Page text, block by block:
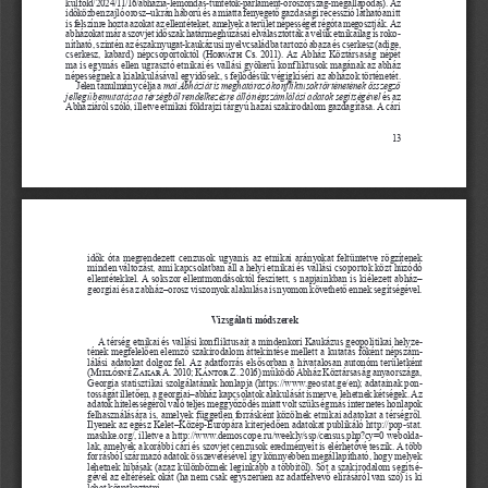
        13
időközben zajló orosz–ukrán háború és a miatta fenyegető gazdasági recesszió láthatóan itt
is felszínre hozta azokat az ellentéteket, amelyek a terület népességét régóta megosztják. Az
abházokat már a szovjet időszak határmeghúzásai elválasztották a velük etnikailag is roko-
nítható, szintén az északnyugat-kaukázusi nyelvcsaládba tartozó abaza és cserkesz (adige,
cserkesz, kabard) népcsoportoktól (Horváth Cs. 2011). Az Abház Köztársaság népét
ma is egymás ellen ugrasztó etnikai és vallási gyökerű konfliktusok magának az abház
népességnek a kialakulásával egyidősek, s fejlődésük végigkíséri az abházok történetét.
Jelen tanulmány célja a mai Abháziát is meghatározó konfliktusok történetének összegző
jellegű bemutatása a térségből rendelkezésre álló népszámlálási adatok segítségével és az
Abháziáról szóló, illetve etnikai földrajzi tárgyú hazai szakirodalom gazdagítása. A cári
idők óta megrendezett cenzusok ugyanis az etnikai arányokat feltüntetve rögzítenek
minden változást, ami kapcsolatban áll a helyi etnikai és vallási csoportok közt húzódó
ellentétekkel. A sokszor ellentmondásoktól feszített, s napjainkban is kiélezett abház–
georgiai és az abház–orosz viszonyok alakulása is nyomon követhető ennek segítségével.
Vizsgálati módszerek
A térség etnikai és vallási konfliktusait a mindenkori Kaukázus geopolitikai helyze-
tének megfelelően elemző szakirodalom áttekintése mellett a kutatás főként népszám-
lálási adatokat dolgoz fel. Az adatforrás elsősorban a hivatalosan autonóm területként
(Miklósné Zakar A. 2010; Kántor Z. 2016) működő Abház Köztársaság anyaországa,
Georgia statisztikai szolgálatának honlapja (https://www.geostat.ge/en); adatainak pon-
tosságát illetően, a georgiai–abház kapcsolatok alakulását ismerve, lehetnek kétségek. Az
adatok hitelességéről való teljes meggyőződés miatt volt szükség más internetes honlapok
felhasználására is, amelyek független forrásként közölnek etnikai adatokat a térségről.
Ilyenek az egész Kelet–Közép-Európára kiterjedően adatokat publikáló http://pop-stat.
mashke.org/, illetve a http://www.demoscope.ru/weekly/ssp/census.php?cy=0 webolda-
lak, amelyek a korábbi cári és szovjet cenzusok eredményeit is elérhetővé teszik. A több
forrásból származó adatok összevetésével így könnyebben megállapítható, hogy melyek
lehetnek hibásak (azaz különböznek leginkább a többitől). Sőt a szakirodalom segítsé-
gével az eltérések okát (ha nem csak egyszerűen az adatfelvevő elírásáról van szó) is ki